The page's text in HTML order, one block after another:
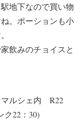
地下なので買い物
。ポーションも小
飲みのチョイスと
ルシェ内 R22
ク22：30)